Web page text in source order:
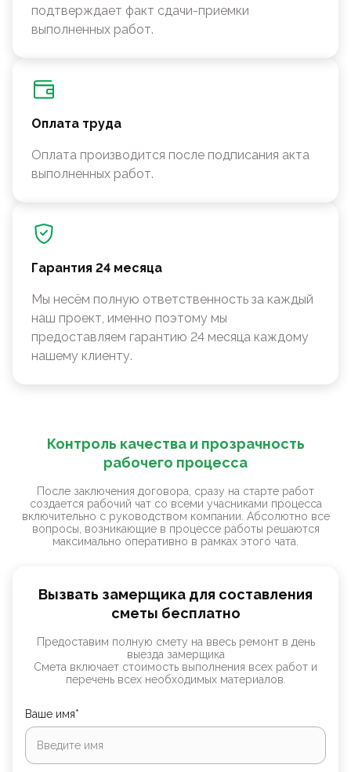
подтверждает факт сдачи-приемки
выполненных работ.
Оплата труда
Оплата производится после подписания акта
выполненных работ.
Гарантия 24 месяца
Мы несём полную ответственность за каждый
наш проект, именно поэтому мы
предоставляем гарантию 24 месяца каждому
нашему клиенту.
Контроль качества и прозрачность
рабочего процесса
После заключения договора, сразу на старте работ
создается рабочий чат со всеми учасниками процесса
включительно с руководством компании. Абсолютно все
вопросы, возникающие в процессе работы решаются
максимально оперативно в рамках этого чата.
Вызвать замерщика для составления
сметы бесплатно
Предоставим полную смету на ввесь ремонт в день
выезда замерщика
Смета включает стоимость выполнения всех работ и
перечень всех необходимых материалов.
Ваше имя*